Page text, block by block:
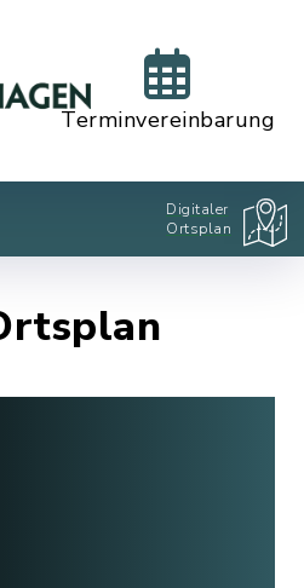
Terminvereinbarung
Digitaler
Ortsplan